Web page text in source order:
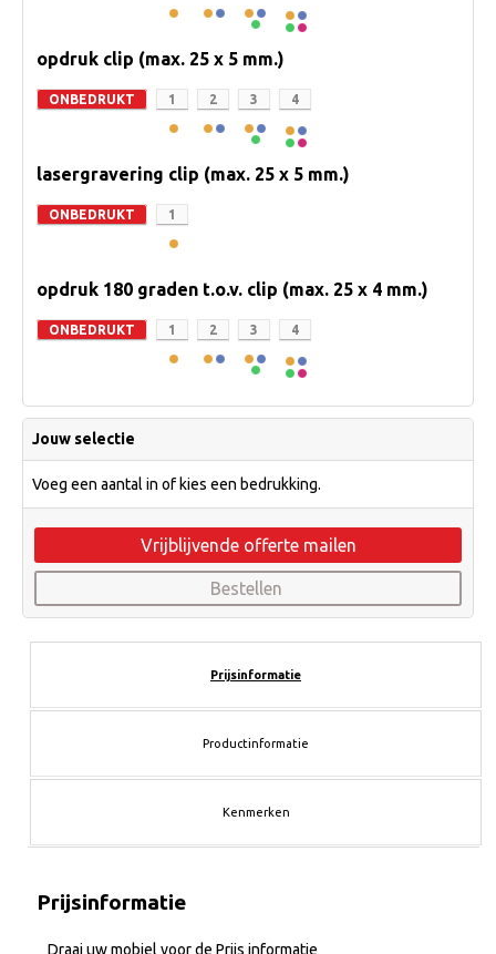
opdruk clip (max. 25 x 5 mm.)
ONBEDRUKT 1 2 3 4
lasergravering clip (max. 25 x 5 mm.)
ONBEDRUKT 1
opdruk 180 graden t.o.v. clip (max. 25 x 4 mm.)
ONBEDRUKT 1 2 3 4
Jouw selectie
Voeg een aantal in of kies een bedrukking.
Vrijblijvende offerte mailen
Bestellen
Prijsinformatie
Productinformatie
Kenmerken
Prijsinformatie
Draai uw mobiel voor de Prijs informatie